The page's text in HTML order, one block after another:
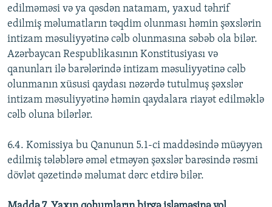
edilməməsi və ya qəsdən natamam, yaxud təhrif
edilmiş məlumatların təqdim olunması həmin şəxslərin
intizam məsuliyyətinə cəlb olunmasına səbəb ola bilər.
Azərbaycan Respublikasının Konstitusiyası və
qanunları ilə barələrində intizam məsuliyyətinə cəlb
olunmanın xüsusi qaydası nəzərdə tutulmuş şəxslər
intizam məsuliyyətinə həmin qaydalara riayət edilməklə
cəlb oluna bilərlər.
6.4. Komissiya bu Qanunun 5.1-ci maddəsində müəyyən
edilmiş tələblərə əməl etməyən şəxslər barəsində rəsmi
dövlət qəzetində məlumat dərc etdirə bilər.